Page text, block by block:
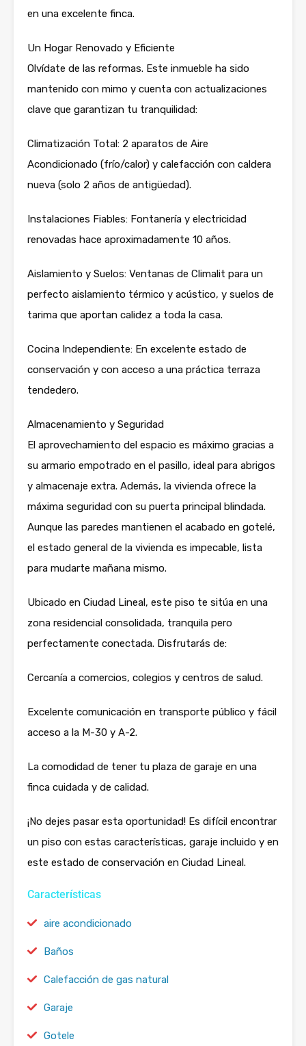
en una excelente finca.
Un Hogar Renovado y Eficiente
Olvídate de las reformas. Este inmueble ha sido
mantenido con mimo y cuenta con actualizaciones
clave que garantizan tu tranquilidad:
Climatización Total: 2 aparatos de Aire
Acondicionado (frío/calor) y calefacción con caldera
nueva (solo 2 años de antigüedad).
Instalaciones Fiables: Fontanería y electricidad
renovadas hace aproximadamente 10 años.
Aislamiento y Suelos: Ventanas de Climalit para un
perfecto aislamiento térmico y acústico, y suelos de
tarima que aportan calidez a toda la casa.
Cocina Independiente: En excelente estado de
conservación y con acceso a una práctica terraza
tendedero.
Almacenamiento y Seguridad
El aprovechamiento del espacio es máximo gracias a
su armario empotrado en el pasillo, ideal para abrigos
y almacenaje extra. Además, la vivienda ofrece la
máxima seguridad con su puerta principal blindada.
Aunque las paredes mantienen el acabado en gotelé,
el estado general de la vivienda es impecable, lista
para mudarte mañana mismo.
Ubicado en Ciudad Lineal, este piso te sitúa en una
zona residencial consolidada, tranquila pero
perfectamente conectada. Disfrutarás de:
Cercanía a comercios, colegios y centros de salud.
Excelente comunicación en transporte público y fácil
acceso a la M-30 y A-2.
La comodidad de tener tu plaza de garaje en una
finca cuidada y de calidad.
¡No dejes pasar esta oportunidad! Es difícil encontrar
un piso con estas características, garaje incluido y en
este estado de conservación en Ciudad Lineal.
Características
aire acondicionado
Baños
Calefacción de gas natural
Garaje
Gotele